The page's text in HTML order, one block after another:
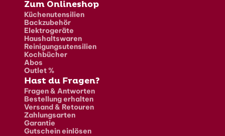
Zum Onlineshop
Küchenutensilien
Backzubehör
Elektrogeräte
Haushaltswaren
Reinigungsutensilien
Kochbücher
Abos
Outlet %
Hast du Fragen?
Fragen & Antworten
Bestellung erhalten
Versand & Retouren
Zahlungsarten
Garantie
Gutschein einlösen